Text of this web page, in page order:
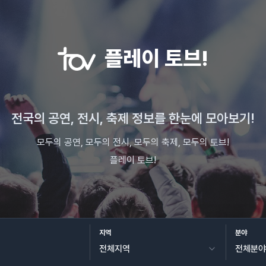
플레이 토브!
전국의 공연, 전시, 축제 정보를 한눈에 모아보기!
모두의 공연, 모두의 전시, 모두의 축제, 모두의 토브!
플레이 토브!
지역 분야